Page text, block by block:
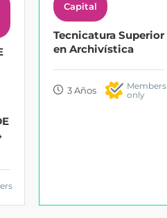
Capital
Tecnicatura Superior
en Archivística
3 Años
Members
only